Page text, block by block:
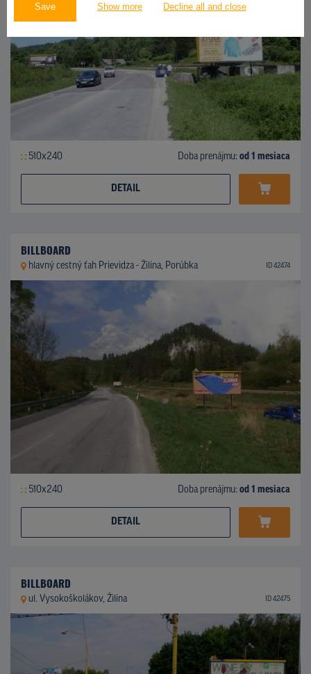
Save Show more Decline all and close
510x240 Doba prenájmu: od 1 mesiaca
DETAIL
BILLBOARD
hlavný cestný ťah Prievidza - Žilina, Porúbka ID 42474
510x240 Doba prenájmu: od 1 mesiaca
DETAIL
BILLBOARD
ul. Vysokoškolákov, Žilina ID 42475